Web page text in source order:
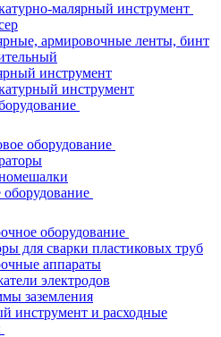
малярный инструмент
армировочные ленты, бинт
инструмент
инструмент
оборудование
оборудование
для сварки пластиковых труб
аппараты
электродов
заземления
инструмент и расходные